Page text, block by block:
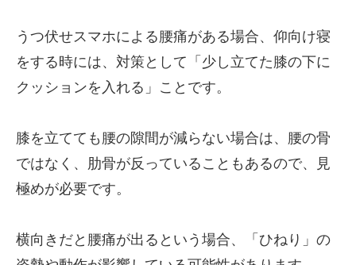
うつ伏せスマホによる腰痛がある場合、仰向け寝
をする時には、対策として「少し立てた膝の下に
クッションを入れる」ことです。
膝を立てても腰の隙間が減らない場合は、腰の骨
ではなく、肋骨が反っていることもあるので、見
極めが必要です。
横向きだと腰痛が出るという場合、「ひねり」の